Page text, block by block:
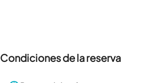
Condiciones de la reserva